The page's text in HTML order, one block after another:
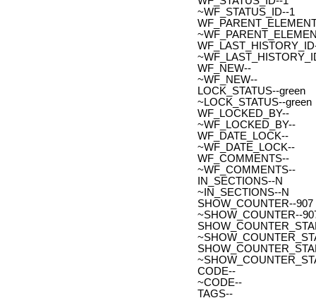
~WF_STATUS_ID--1
WF_NEW--
~WF_NEW--
LOCK_STATUS--green
~LOCK_STATUS--green
WF_LOCKED_BY--
~WF_LOCKED_BY--
WF_DATE_LOCK--
~WF_DATE_LOCK--
WF_COMMENTS--
~WF_COMMENTS--
IN_SECTIONS--N
~IN_SECTIONS--N
SHOW_COUNTER--907
~SHOW_COUNTER--
CODE--
~CODE--
TAGS--